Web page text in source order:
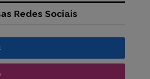
Redes Sociais